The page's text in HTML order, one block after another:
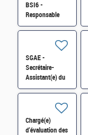
BSI6 -
Responsable
d'équipe MOE
SGAE -
Secrétaire-
Assistant(e) du
Chef du bureau
intérieure de
l'Union" - SEC
H/F
Chargé(e)
d'évaluation des